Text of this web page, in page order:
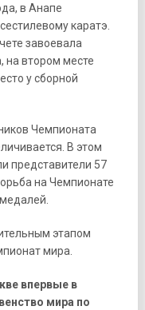
в Анапе
каратэ.
завоевала
на втором месте
у сборной
Чемпионата
В этом
представители 57
на Чемпионате
этапом
мира.
впервые в
мира по